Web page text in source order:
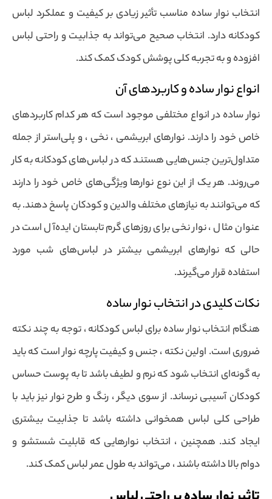
انتخاب نوار ساده مناسب تأثیر زیادی بر کیفیت و عملکرد لباس
کودکانه دارد. انتخاب صحیح می‌تواند به جذابیت و راحتی لباس
افزوده و به تجربه کلی پوشش کودک کمک کند.
انواع نوار ساده و کاربردهای آن
نوار ساده در انواع مختلفی موجود است که هر کدام کاربردهای
خاص خود را دارند. نوارهای ابریشمی ، نخی ، و پلی‌استر از جمله
متداول‌ترین جنس‌هایی هستند که در لباس‌های کودکانه به کار
می‌روند. هر یک از این نوع نوارها ویژگی‌های خاص خود را دارند
که می‌توانند به نیازهای مختلف والدین و کودکان پاسخ دهند. به
عنوان مثال ، نوار نخی برای روزهای گرم تابستان ایده‌آل است در
حالی که نوارهای ابریشمی بیشتر در لباس‌های شب مورد
استفاده قرار می‌گیرند.
نکات کلیدی در انتخاب نوار ساده
هنگام انتخاب نوار ساده برای لباس کودکانه ، توجه به چند نکته
ضروری است. اولین نکته ، جنس و کیفیت پارچه نوار است که باید
به گونه‌ای انتخاب شود که نرم و لطیف باشد تا به پوست حساس
کودکان آسیبی نرساند. از سوی دیگر ، رنگ و طرح نوار نیز باید با
طراحی کلی لباس همخوانی داشته باشد تا جذابیت بیشتری
ایجاد کند. همچنین ، انتخاب نوارهایی که قابلیت شستشو و
دوام بالا داشته باشند ، می‌تواند به طول عمر لباس کمک کند.